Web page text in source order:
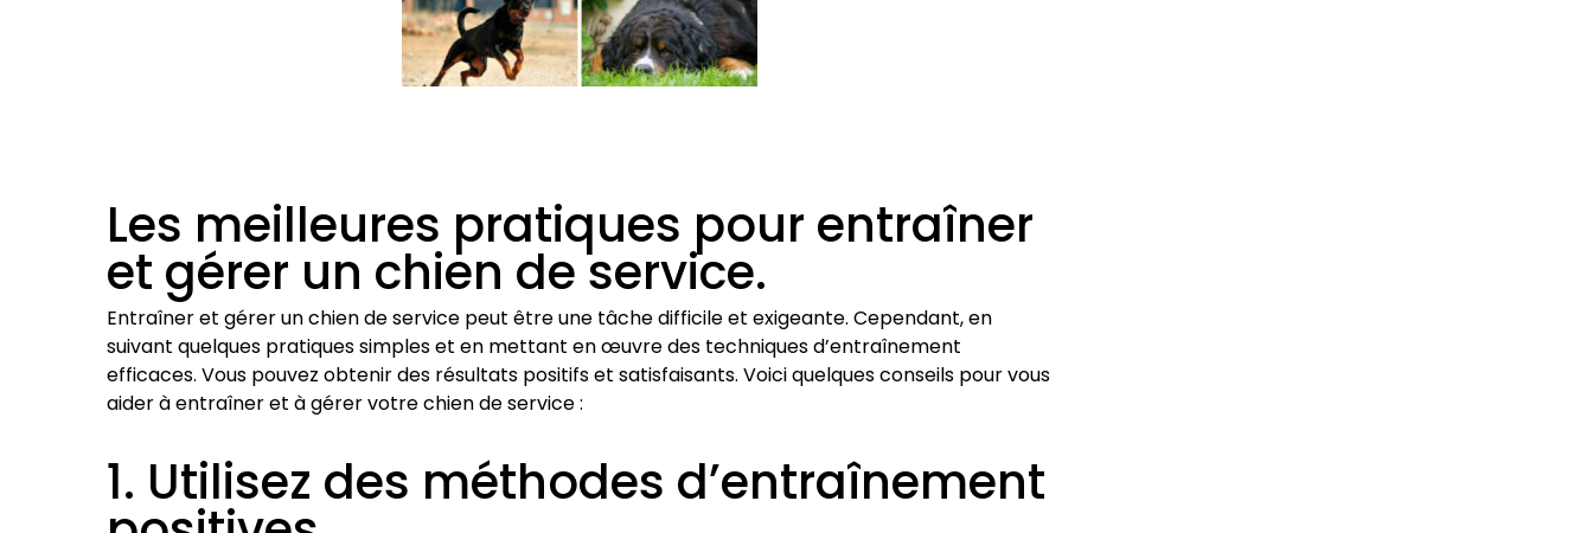
Les meilleures pratiques pour entraîner
et gérer un chien de service.
Entraîner et gérer un chien de service peut être une tâche difficile et exigeante. Cependant, en
suivant quelques pratiques simples et en mettant en œuvre des techniques d’entraînement
efficaces. Vous pouvez obtenir des résultats positifs et satisfaisants. Voici quelques conseils pour vous
aider à entraîner et à gérer votre chien de service :
1. Utilisez des méthodes d’entraînement